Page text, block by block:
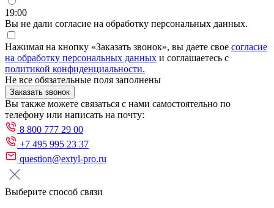
19:00
Вы не дали согласие на обработку персональных данных.
Нажимая на кнопку «Заказать звонок», вы даете свое согласие
на обработку персональных данных и соглашаетесь с
политикой конфиденциальности.
Не все обязательные поля заполнены
Заказать звонок
Вы также можете связаться с нами самостоятельно по
телефону или написать на почту:
8 800 777 29 00
+7 495 995 23 37
question@extyl-pro.ru
Выберите способ связи